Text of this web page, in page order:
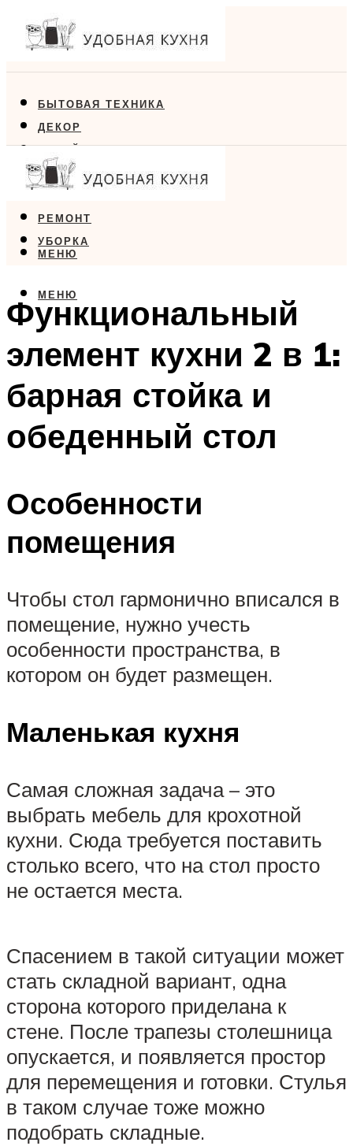
БЫТОВАЯ ТЕХНИКА
ДЕКОР
ДИЗАЙН
ЕДА
РЕМОНТ
УБОРКА
МЕНЮ
МЕНЮ
Функциональный
элемент кухни 2 в 1:
барная стойка и
обеденный стол
Особенности
помещения
Чтобы стол гармонично вписался в
помещение, нужно учесть
особенности пространства, в
котором он будет размещен.
Маленькая кухня
Самая сложная задача – это
выбрать мебель для крохотной
кухни. Сюда требуется поставить
столько всего, что на стол просто
не остается места.
Спасением в такой ситуации может
стать складной вариант, одна
сторона которого приделана к
стене. После трапезы столешница
опускается, и появляется простор
для перемещения и готовки. Стулья
в таком случае тоже можно
подобрать складные.